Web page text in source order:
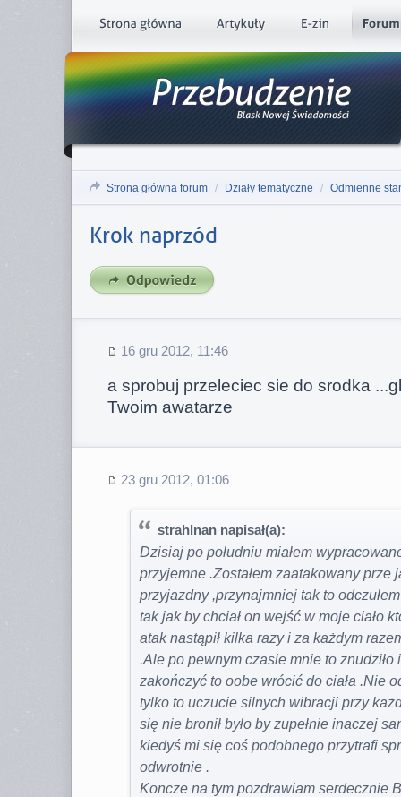
Strona główna forum / Działy tematyczne / Odmienne
Krok naprzód
16 gru 2012, 11:46
a sprobuj przeleciec sie do srodka
Twoim awatarze
23 gru 2012, 01:06
strahlnan napisał(a):
Dzisiaj po południu miałem
przyjemne .Zostałem zaatakowany prze
przyjazdny ,przynajmniej tak to
tak jak by chciał on wejść w moje ciało
atak nastąpił kilka razy i za każdym
.Ale po pewnym czasie mnie to znudziło
zakończyć to oobe wrócić do ciała .Nie
tylko to uczucie silnych wibracji przy
się nie bronił było by zupełnie inaczej
kiedyś mi się coś podobnego przytrafi
odwrotnie .
Koncze na tym pozdrawiam serdecznie